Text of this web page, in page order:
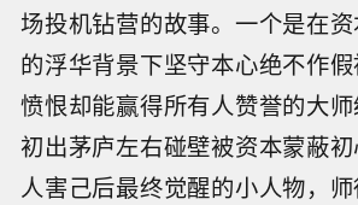
场投机钻营的故事。一个是在
的浮华背景下坚守本心绝不作
愤恨却能赢得所有人赞誉的大
初出茅庐左右碰壁被资本蒙蔽
人害己后最终觉醒的小人物，